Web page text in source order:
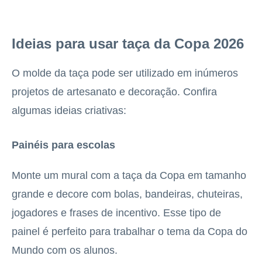
Ideias para usar taça da Copa 2026
O molde da taça pode ser utilizado em inúmeros
projetos de artesanato e decoração. Confira
algumas ideias criativas:
Painéis para escolas
Monte um mural com a taça da Copa em tamanho
grande e decore com bolas, bandeiras, chuteiras,
jogadores e frases de incentivo. Esse tipo de
painel é perfeito para trabalhar o tema da Copa do
Mundo com os alunos.